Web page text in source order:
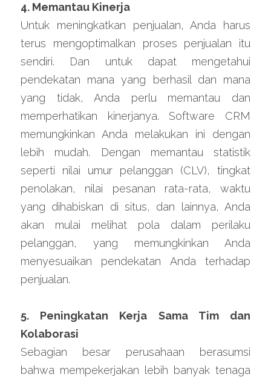
4. Memantau Kinerja
Untuk meningkatkan penjualan, Anda harus
terus mengoptimalkan proses penjualan itu
sendiri. Dan untuk dapat mengetahui
pendekatan mana yang berhasil dan mana
yang tidak, Anda perlu memantau dan
memperhatikan kinerjanya. Software CRM
memungkinkan Anda melakukan ini dengan
lebih mudah. Dengan memantau statistik
seperti nilai umur pelanggan (CLV), tingkat
penolakan, nilai pesanan rata-rata, waktu
yang dihabiskan di situs, dan lainnya, Anda
akan mulai melihat pola dalam perilaku
pelanggan, yang memungkinkan Anda
menyesuaikan pendekatan Anda terhadap
penjualan.
5. Peningkatan Kerja Sama Tim dan
Kolaborasi
Sebagian besar perusahaan berasumsi
bahwa mempekerjakan lebih banyak tenaga